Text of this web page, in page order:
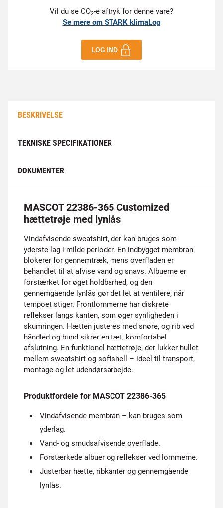
Vil du se CO2-e aftryk for denne vare?
Se mere om STARK klimaLog
LOG IND
BESKRIVELSE
TEKNISKE SPECIFIKATIONER
DOKUMENTER
MASCOT 22386-365 Customized
hættetrøje med lynlås
Vindafvisende sweatshirt, der kan bruges som
yderste lag i milde perioder. En indbygget membran
blokerer for gennemtræk, mens overfladen er
behandlet til at afvise vand og snavs. Albuerne er
forstærket for øget holdbarhed, og den
gennemgående lynlås gør det let at ventilere, når
tempoet stiger. Frontlommerne har diskrete
reflekser langs kanten, som øger synligheden i
skumringen. Hætten justeres med snøre, og rib ved
håndled og bund sikrer en tæt, komfortabel
afslutning. En funktionel hættetrøje, der lukker hullet
mellem sweatshirt og softshell – ideel til transport,
montage og let udendørsarbejde.
Produktfordele for MASCOT 22386-365
Vindafvisende membran – kan bruges som
yderlag.
Vand- og smudsafvisende overflade.
Forstærkede albuer og reflekser ved lommerne.
Justerbar hætte, ribkanter og gennemgående
lynlås.